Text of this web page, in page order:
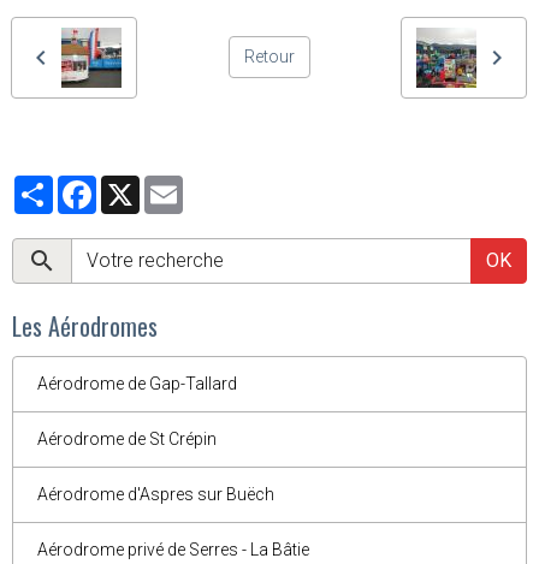
Retour
PartagerFacebook
X
OK
Les Aérodromes
Aérodrome de Gap-Tallard
Aérodrome de St Crépin
Aérodrome d'Aspres sur Buëch
Aérodrome privé de Serres - La Bâtie